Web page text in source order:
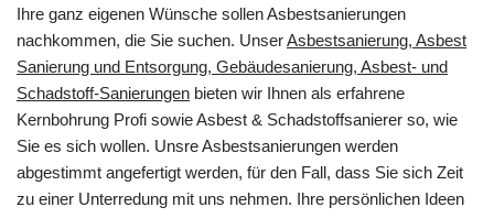
Ihre ganz eigenen Wünsche sollen Asbestsanierungen
nachkommen, die Sie suchen. UnserAsbestsanierung, Asbest
Sanierung und Entsorgung, Gebäudesanierung, Asbest- und
Schadstoff-Sanierungen bieten wir Ihnen als erfahrene
Kernbohrung Profi sowie Asbest & Schadstoffsanierer so, wie
Sie es sich wollen. Unsre Asbestsanierungen werden
abgestimmt angefertigt werden, für den Fall, dass Sie sich Zeit
zu einer Unterredung mit uns nehmen. Ihre persönlichen Ideen